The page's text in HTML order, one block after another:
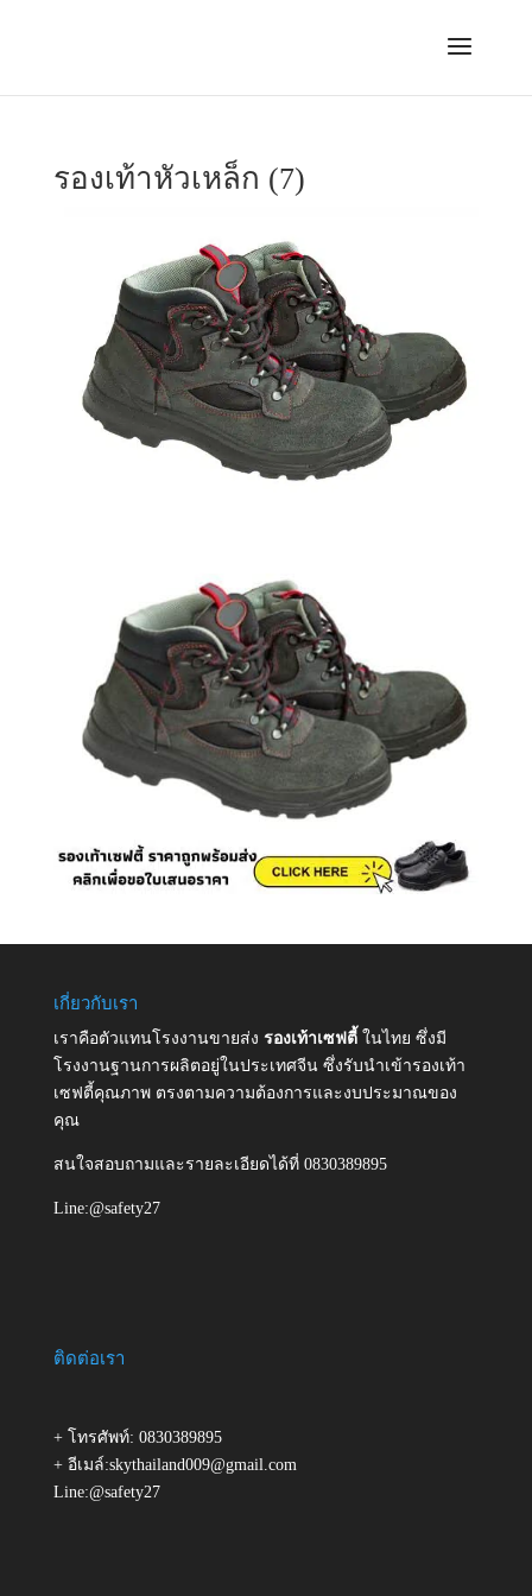
รองเท้าหัวเหล็ก (7)
เกี่ยวกับเรา
เราคือตัวแทนโรงงานขายส่ง รองเท้าเซฟตี้ ในไทย ซึ่งมี
โรงงานฐานการผลิตอยู่ในประเทศจีน ซึ่งรับนำเข้ารองเท้า
เซฟตี้คุณภาพ ตรงตามความต้องการและงบประมาณของ
คุณ
สนใจสอบถามและรายละเอียดได้ที่ 0830389895
Line:@safety27
ติดต่อเรา
+ โทรศัพท์: 0830389895
+ อีเมล์:skythailand009@gmail.com
Line:@safety27